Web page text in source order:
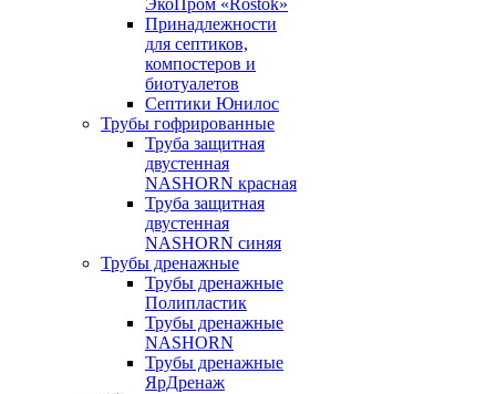
ЭкоПром «Rostok»
Принадлежности
для септиков,
компостеров и
биотуалетов
Септики Юнилос
Трубы гофрированные
Труба защитная
двустенная
NASHORN красная
Труба защитная
двустенная
NASHORN синяя
Трубы дренажные
Трубы дренажные
Полипластик
Трубы дренажные
NASHORN
Трубы дренажные
ЯрДренаж